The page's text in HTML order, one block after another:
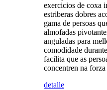
exercicios de coxa
estriberas dobres
gama de persoas
almofadas
anguladas para
comodidade
facilita que as
concentren na forza
detalle